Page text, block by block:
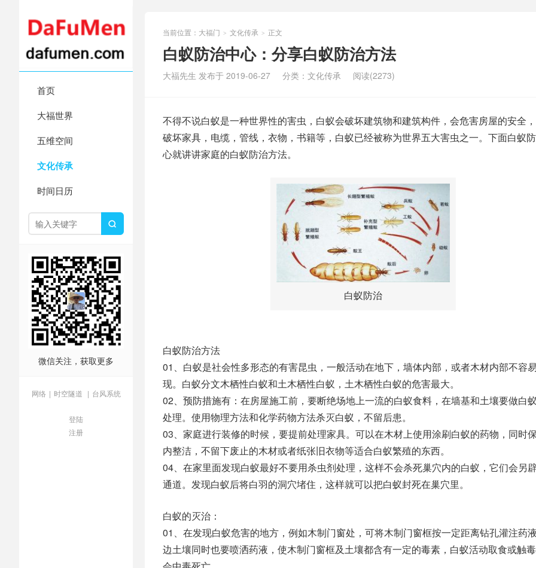
首页
大福世界
五维空间
文化传承
时间日历

微信关注，获取更多
网络 | 时空隧道 | 台风系统
登陆
注册
当前位置： 大福门 > 文化传承 > 正文
白蚁防治中心：分享白蚁防治方法
大福先生 发布于 2019-06-27 分类： 文化传承 阅读(2273)
不得不说白蚁是一种世界性的害虫，白蚁会破坏建筑物和建筑构件，会危害房屋的安全
破坏家具，电缆，管线，衣物，书籍等，白蚁已经被称为世界五大害虫之一。下面白蚁
心就讲讲家庭的白蚁防治方法。
白蚁防治
白蚁防治方法
01、白蚁是社会性多形态的有害昆虫，一般活动在地下，墙体内部，或者木材内部不容
现。白蚁分文木栖性白蚁和土木栖性白蚁，土木栖性白蚁的危害最大。
02、预防措施有：在房屋施工前，要断绝场地上一流的白蚁食料，在墙基和土壤要做白
处理。使用物理方法和化学药物方法杀灭白蚁，不留后患。
03、家庭进行装修的时候，要提前处理家具。可以在木材上使用涂刷白蚁的药物，同时
内整洁，不留下废止的木材或者纸张旧衣物等适合白蚁繁殖的东西。
04、在家里面发现白蚁最好不要用杀虫剂处理，这样不会杀死巢穴内的白蚁，它们会另
通道。发现白蚁后将白羽的洞穴堵住，这样就可以把白蚁封死在巢穴里。
白蚁的灭治：
01、在发现白蚁危害的地方，例如木制门窗处，可将木制门窗框按一定距离钻孔灌注药
边土壤同时也要喷洒药液，使木制门窗框及土壤都含有一定的毒素，白蚁活动取食或触